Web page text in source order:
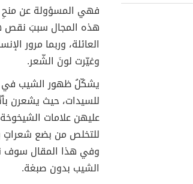
فهي المسؤولة عن منحِ
هذه المجال سببَ نقص
العائلة، وربما مرور
وغيّرت لونَ الشّعر.
يشكّلُ ظهور الشيب في
للسيدات، حيث يشعرن
عليهن علامات
للتخلص من بضع
وفي هذا المقال سوف
الشيب بدون صبغة.